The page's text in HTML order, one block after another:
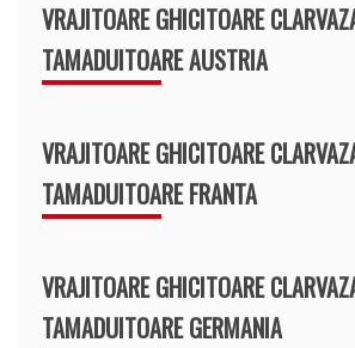
VRAJITOARE GHICITOARE
TAMADUITOARE AUSTRIA
VRAJITOARE GHICITOARE
TAMADUITOARE FRANTA
VRAJITOARE GHICITOARE
TAMADUITOARE GERMANIA